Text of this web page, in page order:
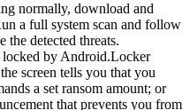
normally, download and
a full system scan and follow
the detected threats.
locked by Android.Locker
screen tells you that you
a set ransom amount; or
that prevents you from